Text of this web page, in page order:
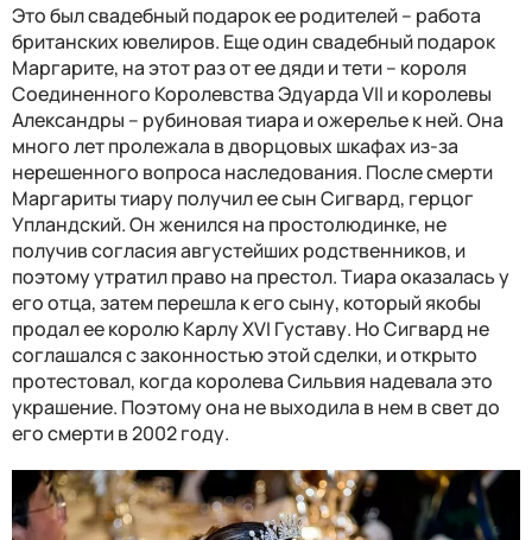
Это был свадебный подарок ее родителей – работа
британских ювелиров. Еще один свадебный подарок
Маргарите, на этот раз от ее дяди и тети – короля
Соединенного Королевства Эдуарда VII и королевы
Александры – рубиновая тиара и ожерелье к ней. Она
много лет пролежала в дворцовых шкафах из-за
нерешенного вопроса наследования. После смерти
Маргариты тиару получил ее сын Сигвард, герцог
Упландский. Он женился на простолюдинке, не
получив согласия августейших родственников, и
поэтому утратил право на престол. Тиара оказалась у
его отца, затем перешла к его сыну, который якобы
продал ее королю Карлу XVI Густаву. Но Сигвард не
соглашался с законностью этой сделки, и открыто
протестовал, когда королева Сильвия надевала это
украшение. Поэтому она не выходила в нем в свет до
его смерти в 2002 году.